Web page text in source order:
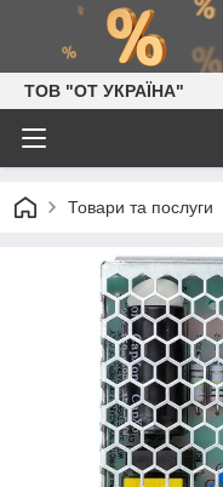
ТОВ "ОТ УКРАЇНА"
Товари та послуги